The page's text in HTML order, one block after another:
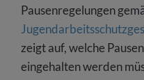
Pausenregelungen
zeigt auf, welche
eingehalten werden